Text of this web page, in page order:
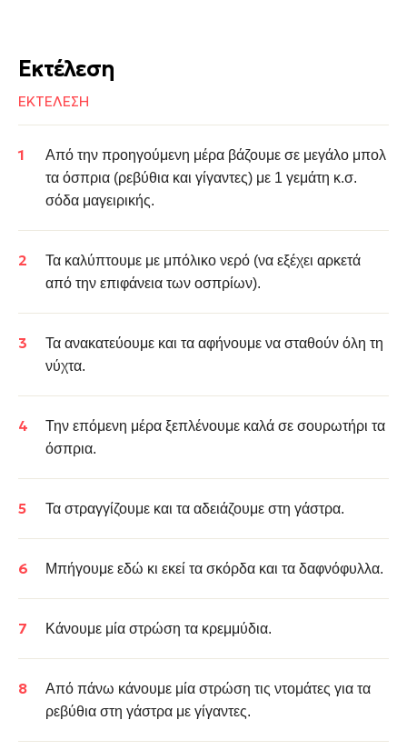
Εκτέλεση
ΕΚΤΕΛΕΣΗ
Από την προηγούμενη μέρα βάζουμε σε μεγάλο μπολ
τα όσπρια (ρεβύθια και γίγαντες) με 1 γεμάτη κ.σ.
σόδα μαγειρικής.
Τα καλύπτουμε με μπόλικο νερό (να εξέχει αρκετά
από την επιφάνεια των οσπρίων).
Τα ανακατεύουμε και τα αφήνουμε να σταθούν όλη τη
νύχτα.
Την επόμενη μέρα ξεπλένουμε καλά σε σουρωτήρι τα
όσπρια.
Τα στραγγίζουμε και τα αδειάζουμε στη γάστρα.
Μπήγουμε εδώ κι εκεί τα σκόρδα και τα δαφνόφυλλα.
Κάνουμε μία στρώση τα κρεμμύδια.
Από πάνω κάνουμε μία στρώση τις ντομάτες για τα
ρεβύθια στη γάστρα με γίγαντες.